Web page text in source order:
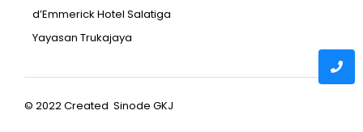
d’Emmerick Hotel Salatiga
Yayasan Trukajaya
© 2022 Created Sinode GKJ